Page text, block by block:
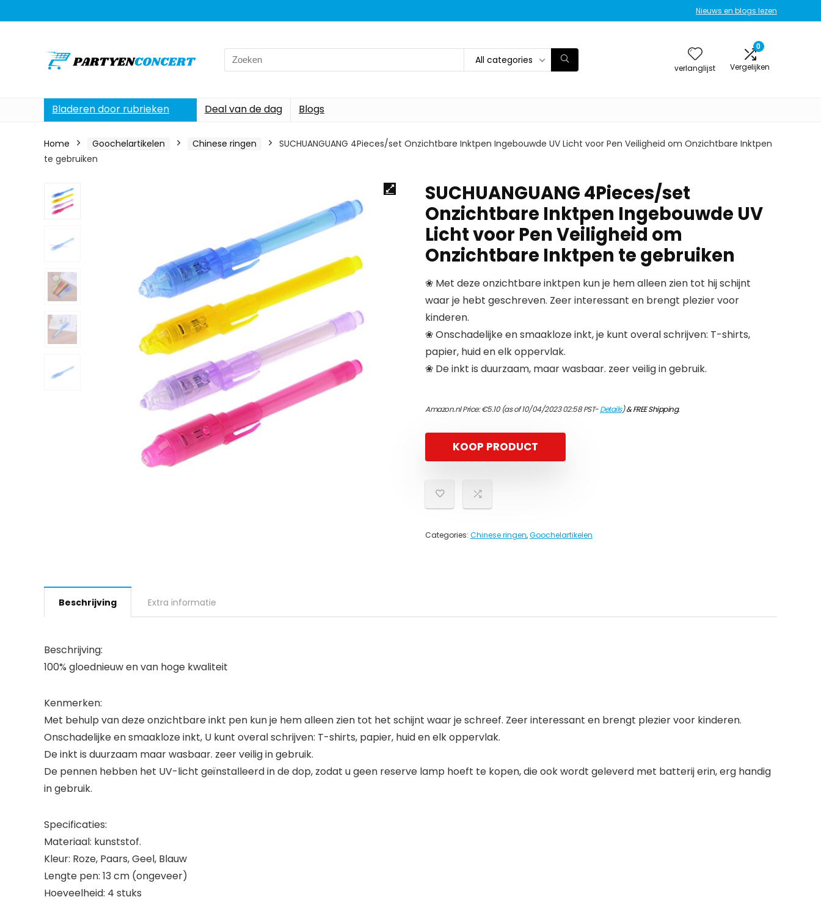
Nieuws en blogs lezen
Search
for:
All categories
verlanglijst
0
Vergelijken
Bladeren door rubrieken Deal van de dag Blogs
Home Goochelartikelen Chinese ringen
SUCHUANGUANG 4Pieces/set Onzichtbare Inktpen Ingebouwde UV Licht voor Pen Veiligheid om Onzichtbare Inktpen
te gebruiken
SUCHUANGUANG 4Pieces/set
Onzichtbare Inktpen Ingebouwde UV
Licht voor Pen Veiligheid om
Onzichtbare Inktpen te gebruiken
❀ Met deze onzichtbare inktpen kun je hem alleen zien tot hij schijnt
waar je hebt geschreven. Zeer interessant en brengt plezier voor
kinderen.
❀ Onschadelijke en smaakloze inkt, je kunt overal schrijven: T-shirts,
papier, huid en elk oppervlak.
❀ De inkt is duurzaam, maar wasbaar. zeer veilig in gebruik.
Amazon.nl Price:€5.10(as of 10/04/2023 02:58 PST-Details)&FREE Shipping.
KOOP PRODUCT
Categories: Chinese ringen,Goochelartikelen
Beschrijving Extra informatie
Beschrijving:
100% gloednieuw en van hoge kwaliteit
Kenmerken:
Met behulp van deze onzichtbare inkt pen kun je hem alleen zien tot het schijnt waar je schreef. Zeer interessant en brengt plezier voor kinderen.
Onschadelijke en smaakloze inkt, U kunt overal schrijven: T-shirts, papier, huid en elk oppervlak.
De inkt is duurzaam maar wasbaar. zeer veilig in gebruik.
De pennen hebben het UV-licht geïnstalleerd in de dop, zodat u geen reserve lamp hoeft te kopen, die ook wordt geleverd met batterij erin, erg handig
in gebruik.
Specificaties:
Materiaal: kunststof.
Kleur: Roze, Paars, Geel, Blauw
Lengte pen: 13 cm (ongeveer)
Hoeveelheid: 4 stuks